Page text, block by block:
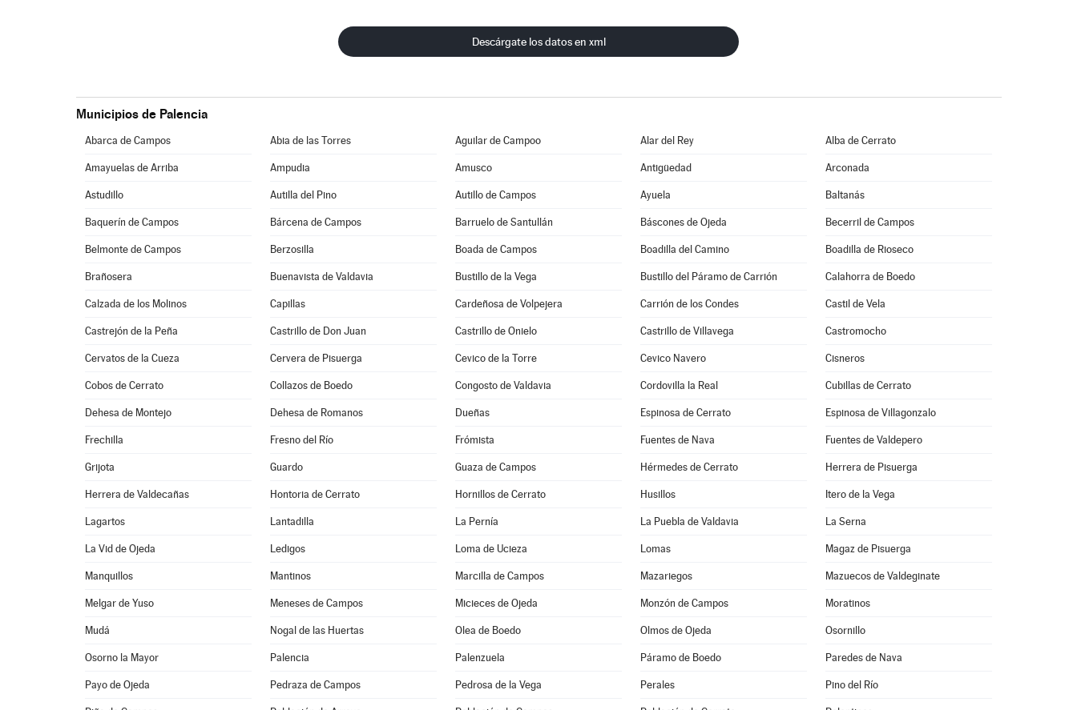
Descárgate los datos en xml
Municipios de Palencia
Abarca de Campos Abia de las Torres Aguilar de Campoo Alar del Rey Alba de Cerrato
Amayuelas de Arriba Ampudia Amusco Antigüedad Arconada
Astudillo Autilla del Pino Autillo de Campos Ayuela Baltanás
Baquerín de Campos Bárcena de Campos Barruelo de Santullán Báscones de Ojeda Becerril de Campos
Belmonte de Campos Berzosilla Boada de Campos Boadilla del Camino Boadilla de Rioseco
Brañosera Buenavista de Valdavia Bustillo de la Vega Bustillo del Páramo de Carrión Calahorra de Boedo
Calzada de los Molinos Capillas Cardeñosa de Volpejera Carrión de los Condes Castil de Vela
Castrejón de la Peña Castrillo de Don Juan Castrillo de Onielo Castrillo de Villavega Castromocho
Cervatos de la Cueza Cervera de Pisuerga Cevico de la Torre Cevico Navero Cisneros
Cobos de Cerrato Collazos de Boedo Congosto de Valdavia Cordovilla la Real Cubillas de Cerrato
Dehesa de Montejo Dehesa de Romanos Dueñas Espinosa de Cerrato Espinosa de Villagonzalo
Frechilla Fresno del Río Frómista Fuentes de Nava Fuentes de Valdepero
Grijota Guardo Guaza de Campos Hérmedes de Cerrato Herrera de Pisuerga
Herrera de Valdecañas Hontoria de Cerrato Hornillos de Cerrato Husillos Itero de la Vega
Lagartos Lantadilla La Pernía La Puebla de Valdavia La Serna
La Vid de Ojeda Ledigos Loma de Ucieza Lomas Magaz de Pisuerga
Manquillos Mantinos Marcilla de Campos Mazariegos Mazuecos de Valdeginate
Melgar de Yuso Meneses de Campos Micieces de Ojeda Monzón de Campos Moratinos
Mudá Nogal de las Huertas Olea de Boedo Olmos de Ojeda Osornillo
Osorno la Mayor Palencia Palenzuela Páramo de Boedo Paredes de Nava
Payo de Ojeda Pedraza de Campos Pedrosa de la Vega Perales Pino del Río